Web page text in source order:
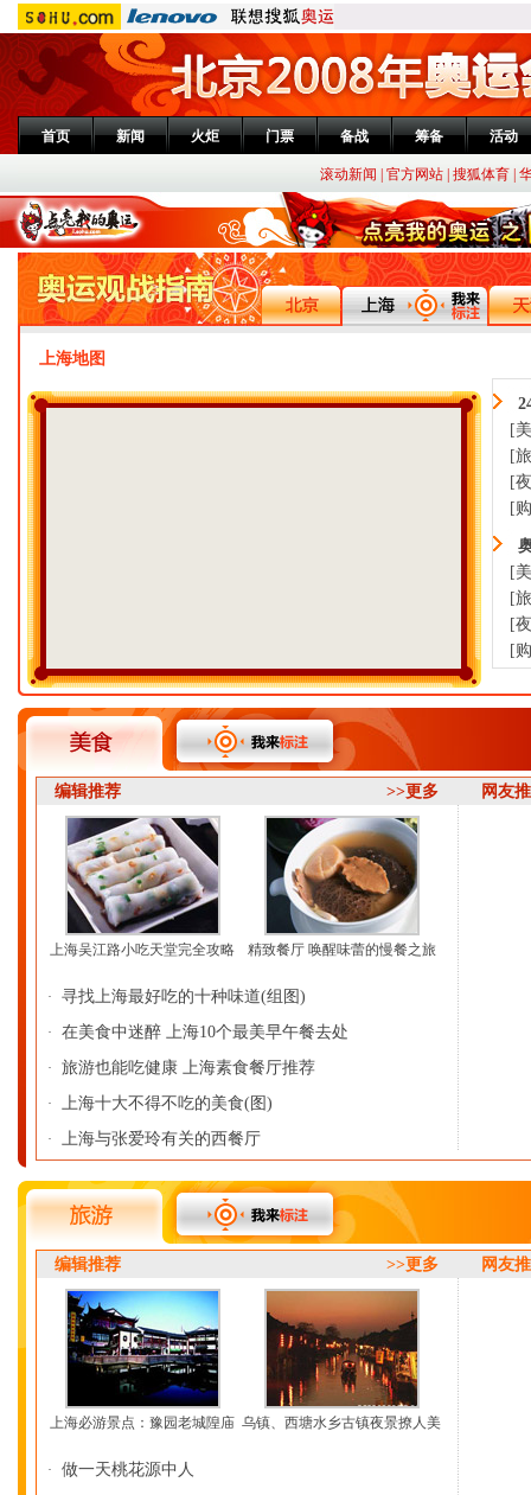
首页 新闻 火炬 门票 备战 筹备 活动
滚动新闻 官方网站 搜狐体育
上海地图
[
[
[
[
[
[
[
[
编辑推荐 >>更多 网友
上海吴江路小吃天堂完全攻略 精致餐厅 唤醒味蕾的慢餐之旅
· 寻找上海最好吃的十种味道(组图)
· 在美食中迷醉 上海10个最美早午餐去处
· 旅游也能吃健康 上海素食餐厅推荐
· 上海十大不得不吃的美食(图)
· 上海与张爱玲有关的西餐厅
编辑推荐 >>更多 网友
上海必游景点：豫园老城隍庙 乌镇、西塘水乡古镇夜景撩人美
· 做一天桃花源中人